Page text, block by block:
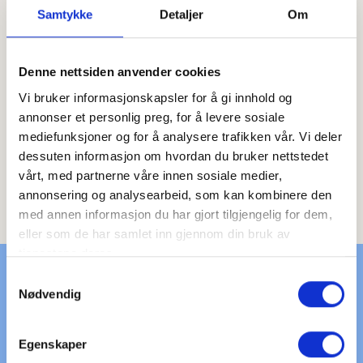
Samtykke Detaljer Om
Denne nettsiden anvender cookies
Vi bruker informasjonskapsler for å gi innhold og
annonser et personlig preg, for å levere sosiale
mediefunksjoner og for å analysere trafikken vår. Vi deler
dessuten informasjon om hvordan du bruker nettstedet
vårt, med partnerne våre innen sosiale medier,
annonsering og analysearbeid, som kan kombinere den
med annen informasjon du har gjort tilgjengelig for dem,
eller som de har samlet inn gjennom din bruk av
tjenestene deres.
Nødvendig
Egenskaper
←
Skibussen i Trysil
Skibussen i Trysil
Connect Bus Norge
Nabogo
Trysil Buss
Boreal Turbuss
Trysilekspressen
Lade elbil